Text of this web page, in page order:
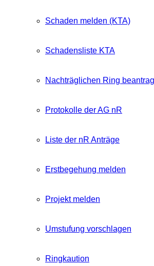
Schaden melden (KTA)
Schadensliste KTA
Nachträglichen Ring
Protokolle der AG nR
Liste der nR Anträge
Erstbegehung melden
Projekt melden
Umstufung vorschlagen
Ringkaution